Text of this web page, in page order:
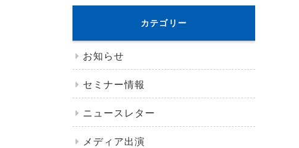
カテゴリー
お知らせ
セミナー情報
ニュースレター
メディア出演